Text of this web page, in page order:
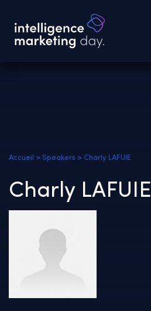
Accueil > Speakers > Charly LAFUIE
Charly LAFUIE